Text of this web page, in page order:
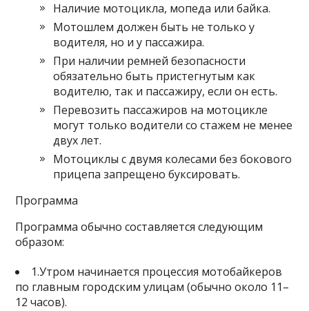
Наличие мотоцикла, мопеда или байка.
Мотошлем должен быть не только у
водителя, но и у пассажира.
При наличии ремней безопасности
обязательно быть пристегнутым как
водителю, так и пассажиру, если он есть.
Перевозить пассажиров на мотоцикле
могут только водители со стажем не менее
двух лет.
Мотоциклы с двумя колесами без бокового
прицепа запрещено буксировать.
Программа
Программа обычно составляется следующим
образом:
1.Утром начинается процессия мотобайкеров
по главным городским улицам (обычно около 11–
12 часов).